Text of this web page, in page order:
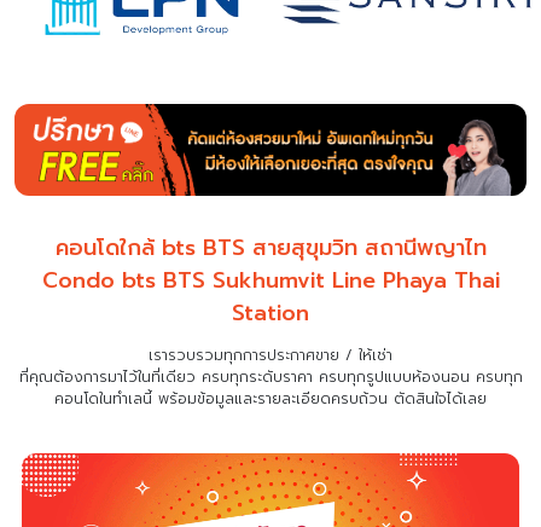
คอนโดใกล้ bts BTS สายสุขุมวิท สถานีพญาไท
Condo bts BTS Sukhumvit Line Phaya Thai
Station
เรารวบรวมทุกการประกาศขาย / ให้เช่า
ที่คุณต้องการมาไว้ในที่เดียว ครบทุกระดับราคา ครบทุกรูปแบบห้องนอน ครบทุก
คอนโดในทำเลนี้ พร้อมข้อมูลและรายละเอียดครบถ้วน ตัดสินใจได้เลย